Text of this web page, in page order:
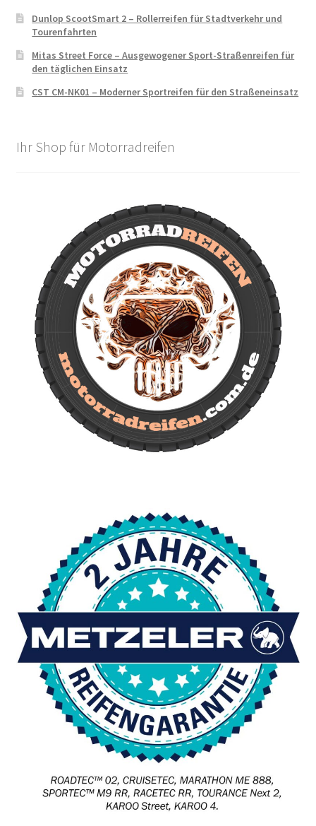
Dunlop ScootSmart 2 – Rollerreifen für Stadtverkehr und
Tourenfahrten
Mitas Street Force – Ausgewogener Sport-Straßenreifen für
den täglichen Einsatz
CST CM-NK01 – Moderner Sportreifen für den Straßeneinsatz
Ihr Shop für Motorradreifen